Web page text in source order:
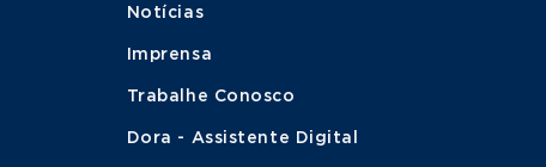
Notícias
Imprensa
Trabalhe Conosco
Dora - Assistente Digital